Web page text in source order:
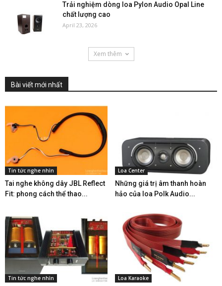
Trải nghiệm dòng loa Pylon Audio Opal Line
chất lượng cao
April 23, 2026
Xem thêm
Bài viết mới nhất
Tin tức nghe nhìn
Tai nghe không dây JBL Reflect
Fit: phong cách thể thao...
Loa Center
Những giá trị âm thanh hoàn
hảo của loa Polk Audio...
Tin tức nghe nhìn Loa Karaoke